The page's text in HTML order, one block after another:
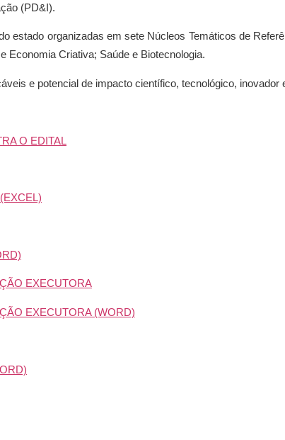
(PD&I).
estado organizadas em sete Núcleos Temáticos de
Economia Criativa; Saúde e Biotecnologia.
e potencial de impacto científico, tecnológico, inovador
O EDITAL
EXECUTORA
EXECUTORA (WORD)